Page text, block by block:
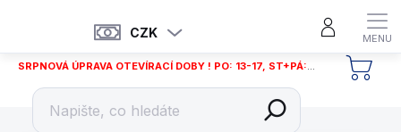
CZK
SRPNOVÁ ÚPRAVA OTEVÍRACÍ DOBY ! PO: 13-17, ST+PÁ: 12-18